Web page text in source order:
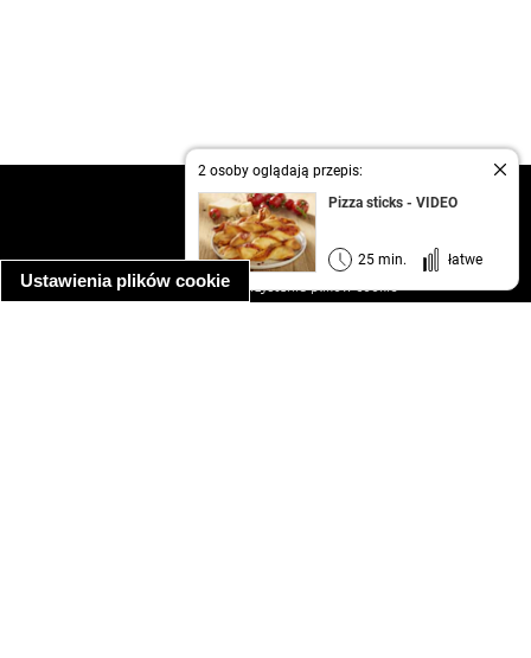
Ustawienia plików cookie
2 osoby oglądają przepis:
Pizza sticks - VIDEO
25 min. łatwe
kontakt
regulamin
informacja o prywatności
informacja o wykorzystaniu plików cookie